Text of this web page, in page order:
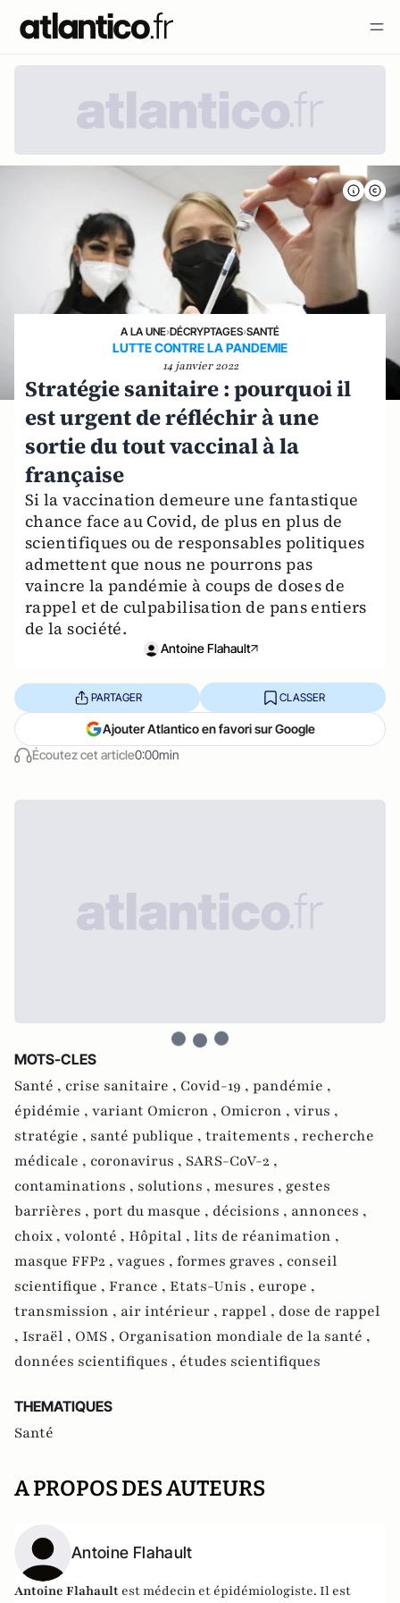
A LA UNE›DÉCRYPTAGES›SANTÉ
LUTTE CONTRE LA PANDEMIE
14 janvier 2022
Stratégie sanitaire : pourquoi il
est urgent de réfléchir à une
sortie du tout vaccinal à la
française
Si la vaccination demeure une fantastique
chance face au Covid, de plus en plus de
scientifiques ou de responsables politiques
admettent que nous ne pourrons pas
vaincre la pandémie à coups de doses de
rappel et de culpabilisation de pans entiers
de la société.
Antoine Flahault
Écoutez cet article0:00min
PARTAGER CLASSER
Ajouter Atlantico en favori sur Google
MOTS-CLES
Santé , crise sanitaire , Covid-19 , pandémie ,
épidémie , variant Omicron , Omicron , virus ,
stratégie , santé publique , traitements , recherche
médicale , coronavirus , SARS-CoV-2 ,
contaminations , solutions , mesures , gestes
barrières , port du masque , décisions , annonces ,
choix , volonté , Hôpital , lits de réanimation ,
masque FFP2 , vagues , formes graves , conseil
scientifique , France , Etats-Unis , europe ,
transmission , air intérieur , rappel , dose de rappel
, Israël , OMS , Organisation mondiale de la santé ,
données scientifiques , études scientifiques
THEMATIQUES
Santé
A PROPOS DES AUTEURS
Antoine Flahault
Antoine Flahault est médecin et épidémiologiste. Il est